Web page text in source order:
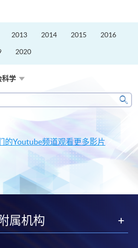
2013 2014 2015 2016
2020
科学
搜
的Youtube频道观看更多影片
属机构